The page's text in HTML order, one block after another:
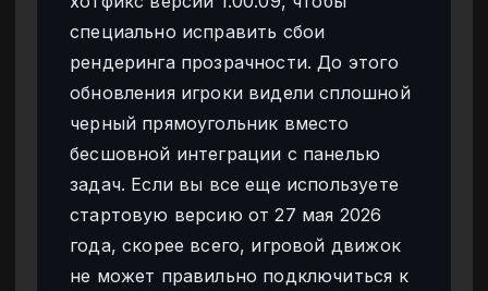
специально исправить сбои
рендеринга прозрачности. До этого
обновления игроки видели сплошной
черный прямоугольник вместо
бесшовной интеграции с панелью
задач. Если вы все еще используете
стартовую версию от 27 мая 2026
года, скорее всего, игровой движок
не может правильно подключиться к